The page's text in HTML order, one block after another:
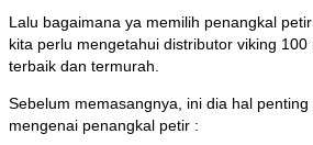
Lalu bagaimana ya memilih penangkal
kita perlu mengetahui distributor viking
terbaik dan termurah.
Sebelum memasangnya, ini dia hal
mengenai penangkal petir :